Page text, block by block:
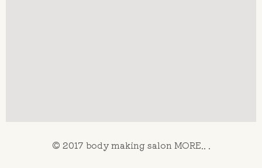
© 2017 body making salon MORE.. .